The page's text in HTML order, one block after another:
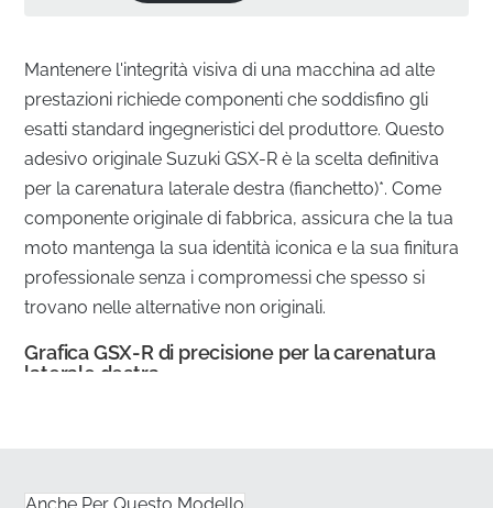
Mantenere l'integrità visiva di una macchina ad alte
prestazioni richiede componenti che soddisfino gli
esatti standard ingegneristici del produttore. Questo
adesivo originale Suzuki GSX-R è la scelta definitiva
per la carenatura laterale destra (fianchetto)*. Come
componente originale di fabbrica, assicura che la tua
moto mantenga la sua identità iconica e la sua finitura
professionale senza i compromessi che spesso si
trovano nelle alternative non originali.
Grafica GSX-R di precisione per la carenatura
laterale destra